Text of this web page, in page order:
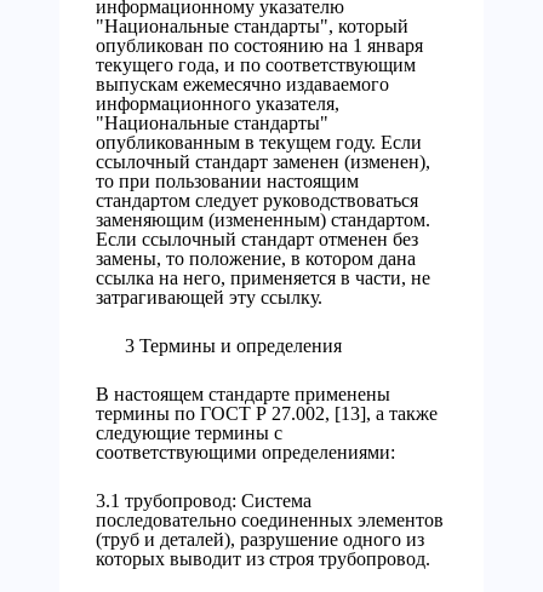
информационному указателю
"Национальные стандарты", который
опубликован по состоянию на 1 января
текущего года, и по соответствующим
выпускам ежемесячно издаваемого
информационного указателя,
"Национальные стандарты"
опубликованным в текущем году. Если
ссылочный стандарт заменен (изменен),
то при пользовании настоящим
стандартом следует руководствоваться
заменяющим (измененным) стандартом.
Если ссылочный стандарт отменен без
замены, то положение, в котором дана
ссылка на него, применяется в части, не
затрагивающей эту ссылку.
3 Термины и определения
В настоящем стандарте применены
термины по ГОСТ Р 27.002, [13], а также
следующие термины с
соответствующими определениями:
3.1 трубопровод: Система
последовательно соединенных элементов
(труб и деталей), разрушение одного из
которых выводит из строя трубопровод.